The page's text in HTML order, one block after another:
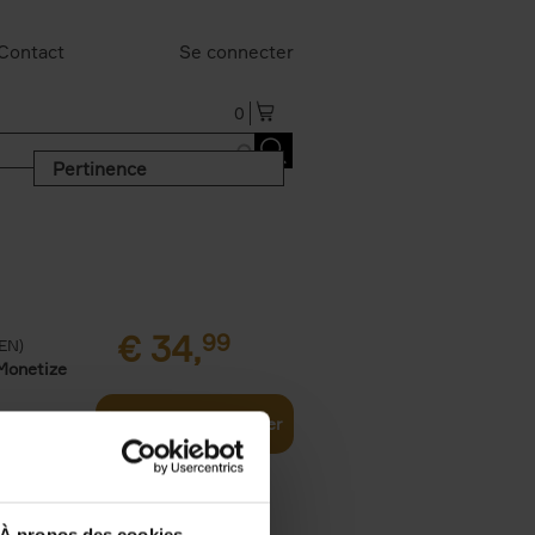
Se connecter
0
Pertinence
€ 34,99
Ajouter au panier